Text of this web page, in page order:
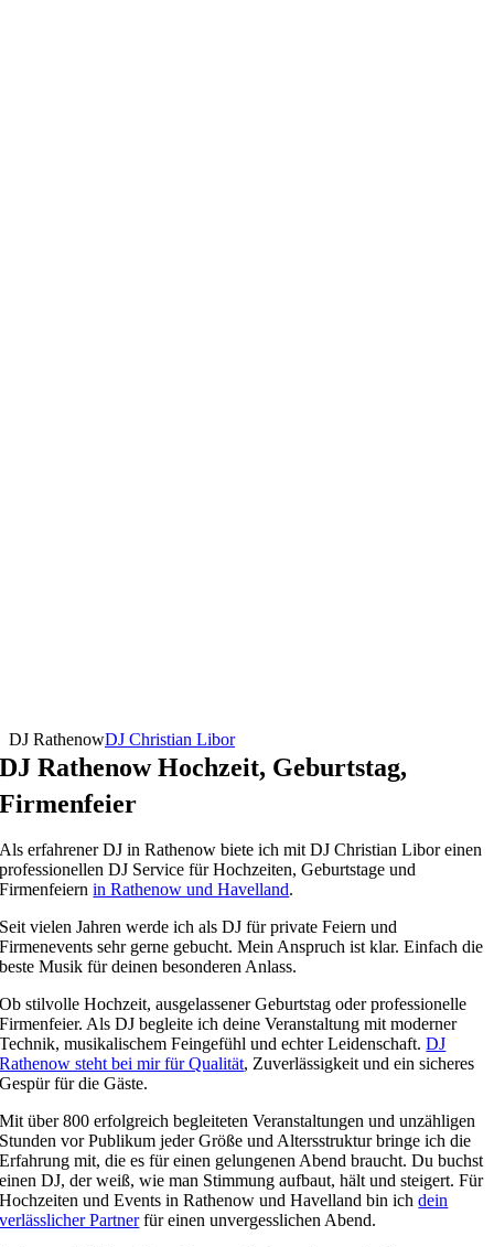
DJ RathenowDJ Christian Libor
DJ Rathenow Hochzeit, Geburtstag,
Firmenfeier
Als erfahrener DJ in Rathenow biete ich mit DJ Christian Libor einen
professionellen DJ Service für Hochzeiten, Geburtstage und
Firmenfeiernin Rathenow und Havelland.
Seit vielen Jahren werde ich als DJ für private Feiern und
Firmenevents sehr gerne gebucht. Mein Anspruch ist klar. Einfach die
beste Musik für deinen besonderen Anlass.
Ob stilvolle Hochzeit, ausgelassener Geburtstag oder professionelle
Firmenfeier. Als DJ begleite ich deine Veranstaltung mit moderner
Technik, musikalischem Feingefühl und echter Leidenschaft.DJ
Rathenow steht bei mir für Qualität, Zuverlässigkeit und ein sicheres
Gespür für die Gäste.
Mit über 800 erfolgreich begleiteten Veranstaltungen und unzähligen
Stunden vor Publikum jeder Größe und Altersstruktur bringe ich die
Erfahrung mit, die es für einen gelungenen Abend braucht. Du buchst
einen DJ, der weiß, wie man Stimmung aufbaut, hält und steigert. Für
Hochzeiten und Events in Rathenow und Havelland bin ichdein
verlässlicher Partnerfür einen unvergesslichen Abend.